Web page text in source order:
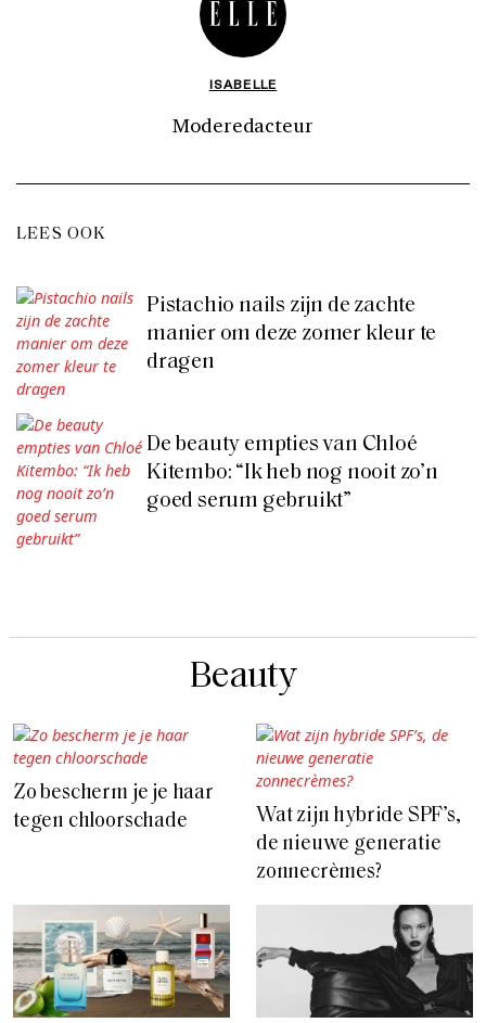
ISABELLE
Moderedacteur
LEES OOK
Pistachio nails zijn de zachte
manier om deze zomer kleur te
dragen
De beauty empties van Chloé
Kitembo: “Ik heb nog nooit zo’n
goed serum gebruikt”
Beauty
Zo bescherm je je haar
tegen chloorschade
Wat zijn hybride SPF’s,
de nieuwe generatie
zonnecrèmes?